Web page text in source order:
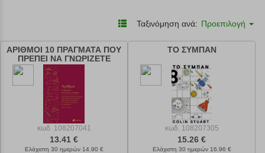
Ταξινόμηση ανά: Προεπιλογή
ΑΡΙΘΜΟΙ 10 ΠΡΑΓΜΑΤΑ ΠΟΥ
ΠΡΕΠΕΙ ΝΑ ΓΝΩΡΙΖΕΤΕ
κωδ. 108207041
13.41 €
Ελάχιστη 30 ημερών 14.90 €
ΤΟ ΣΥΜΠΑΝ
κωδ. 108207305
15.26 €
Ελάχιστη 30 ημερών 16.96 €